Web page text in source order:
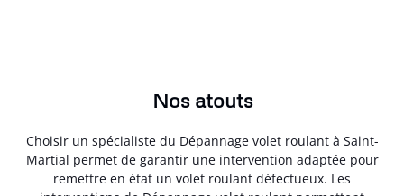
Nos atouts
Choisir un spécialiste du Dépannage volet roulant à Saint-
Martial permet de garantir une intervention adaptée pour
remettre en état un volet roulant défectueux. Les